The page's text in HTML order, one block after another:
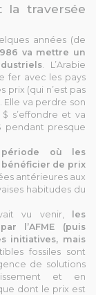
la traversée
années (de
va mettre un
. L’Arabie
fer avec les pays
prix (qui n’est pas
Elle va perdre son
s’effondre et va
pendant presque
période où les
de prix
antérieures aux
habitudes du
vu venir,
les
l’AFME (puis
initiatives, mais
fossiles sont
de solutions
et en
dont le prix est